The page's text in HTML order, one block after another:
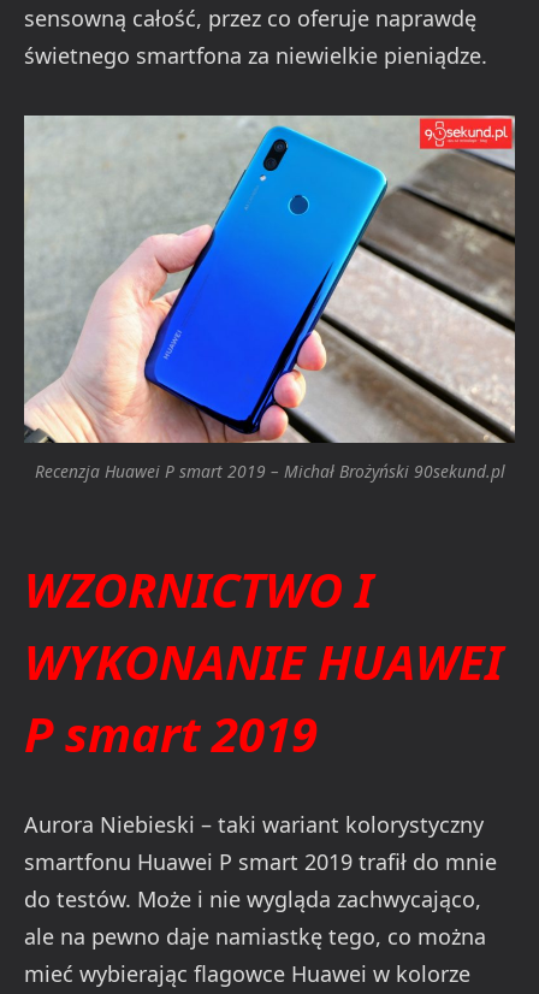
sensowną całość, przez co oferuje naprawdę
świetnego smartfona za niewielkie pieniądze.
Recenzja Huawei P smart 2019 – Michał Brożyński 90sekund.pl
WZORNICTWO I
WYKONANIE HUAWEI
P smart 2019
Aurora Niebieski – taki wariant kolorystyczny
smartfonu Huawei P smart 2019 trafił do mnie
do testów. Może i nie wygląda zachwycająco,
ale na pewno daje namiastkę tego, co można
mieć wybierając flagowce Huawei w kolorze